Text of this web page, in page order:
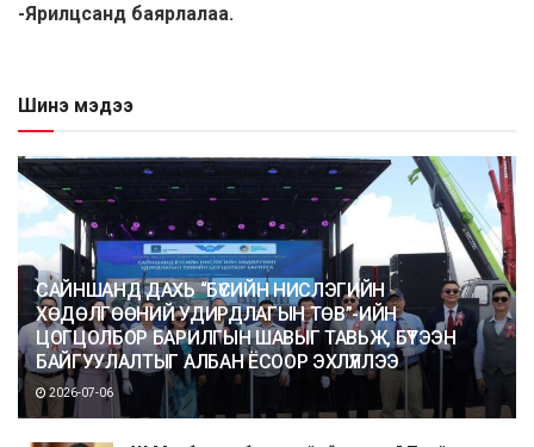
-Ярилцсанд баярлалаа.
Шинэ мэдээ
САЙНШАНД ДАХЬ “БҮСИЙН НИСЛЭГИЙН
ХӨДӨЛГӨӨНИЙ УДИРДЛАГЫН ТӨВ”-ИЙН
ЦОГЦОЛБОР БАРИЛГЫН ШАВЫГ ТАВЬЖ, БҮТЭЭН
БАЙГУУЛАЛТЫГ АЛБАН ЁСООР ЭХЛҮҮЛЛЭЭ
2026-07-06